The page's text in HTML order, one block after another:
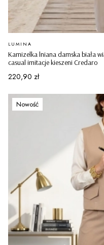
Kamizelka lniana damska biała
casual imitacje kieszeni Credaro
PRODUCENT
LUMINA
Cena
220,90 zł
Nowość